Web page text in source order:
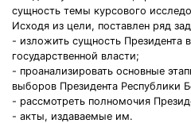
сущность темы курсового
Исходя из цели, поставлен ряд
- изложить сущность Президента
государственной власти;
- проанализировать основные
выборов Президента Республики
- рассмотреть полномочия
- акты, издаваемые им.